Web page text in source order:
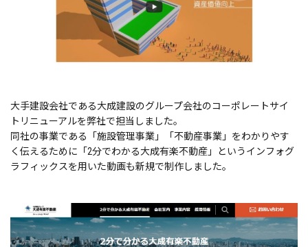
大手建設会社である大成建設のグループ会社のコーポレートサイ
トリニューアルを弊社で担当しました。
同社の事業である「施設管理事業」「不動産事業」をわかりやす
く伝えるために「2分でわかる大成有楽不動産」というインフォグ
ラフィックスを用いた動画も新規で制作しました。